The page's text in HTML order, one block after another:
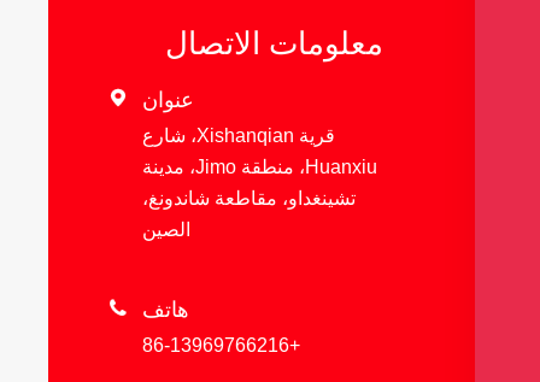
معلومات الاتصال

قرية Xishanqian، شارع
Huanxiu، منطقة Jimo، مدينة
تشينغداو، مقاطعة شاندونغ،
